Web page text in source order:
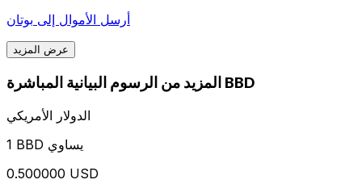
أرسل الأموال إلى بوتان
عرض المزيد
المزيد من الرسوم البيانية المباشرة BBD
الدولار الأمريكي
1 BBD يساوي
0.500000 USD